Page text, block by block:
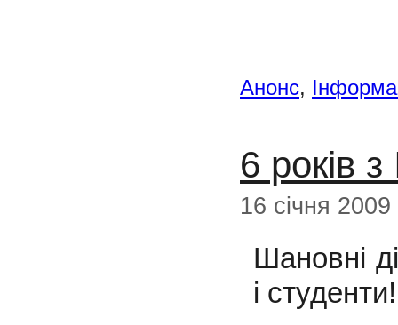
Анонс,
6 років
16 січня 2009
Шановні
і студенти!